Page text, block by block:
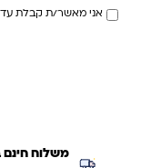
אני מאשר/ת קבלת
משלוח חינם בהזמנה